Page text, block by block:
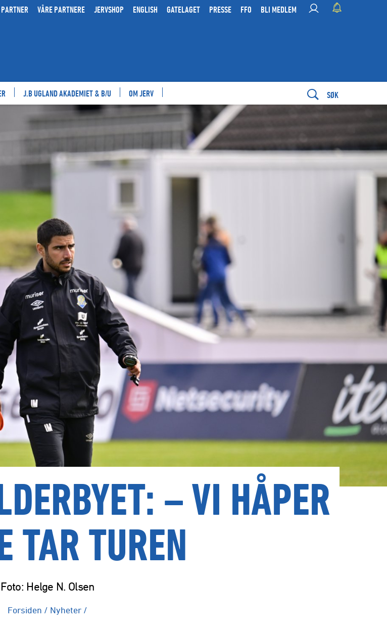
VÅRE PARTNERE JERVSHOP ENGLISH GATELAGET PRESSE FFO BLI MEDLEM
J.B UGLAND AKADEMIET & B/U OM JERV SØK
– VI HÅPER
TAR TUREN
Foto: Helge N. Olsen
Forsiden / Nyheter /